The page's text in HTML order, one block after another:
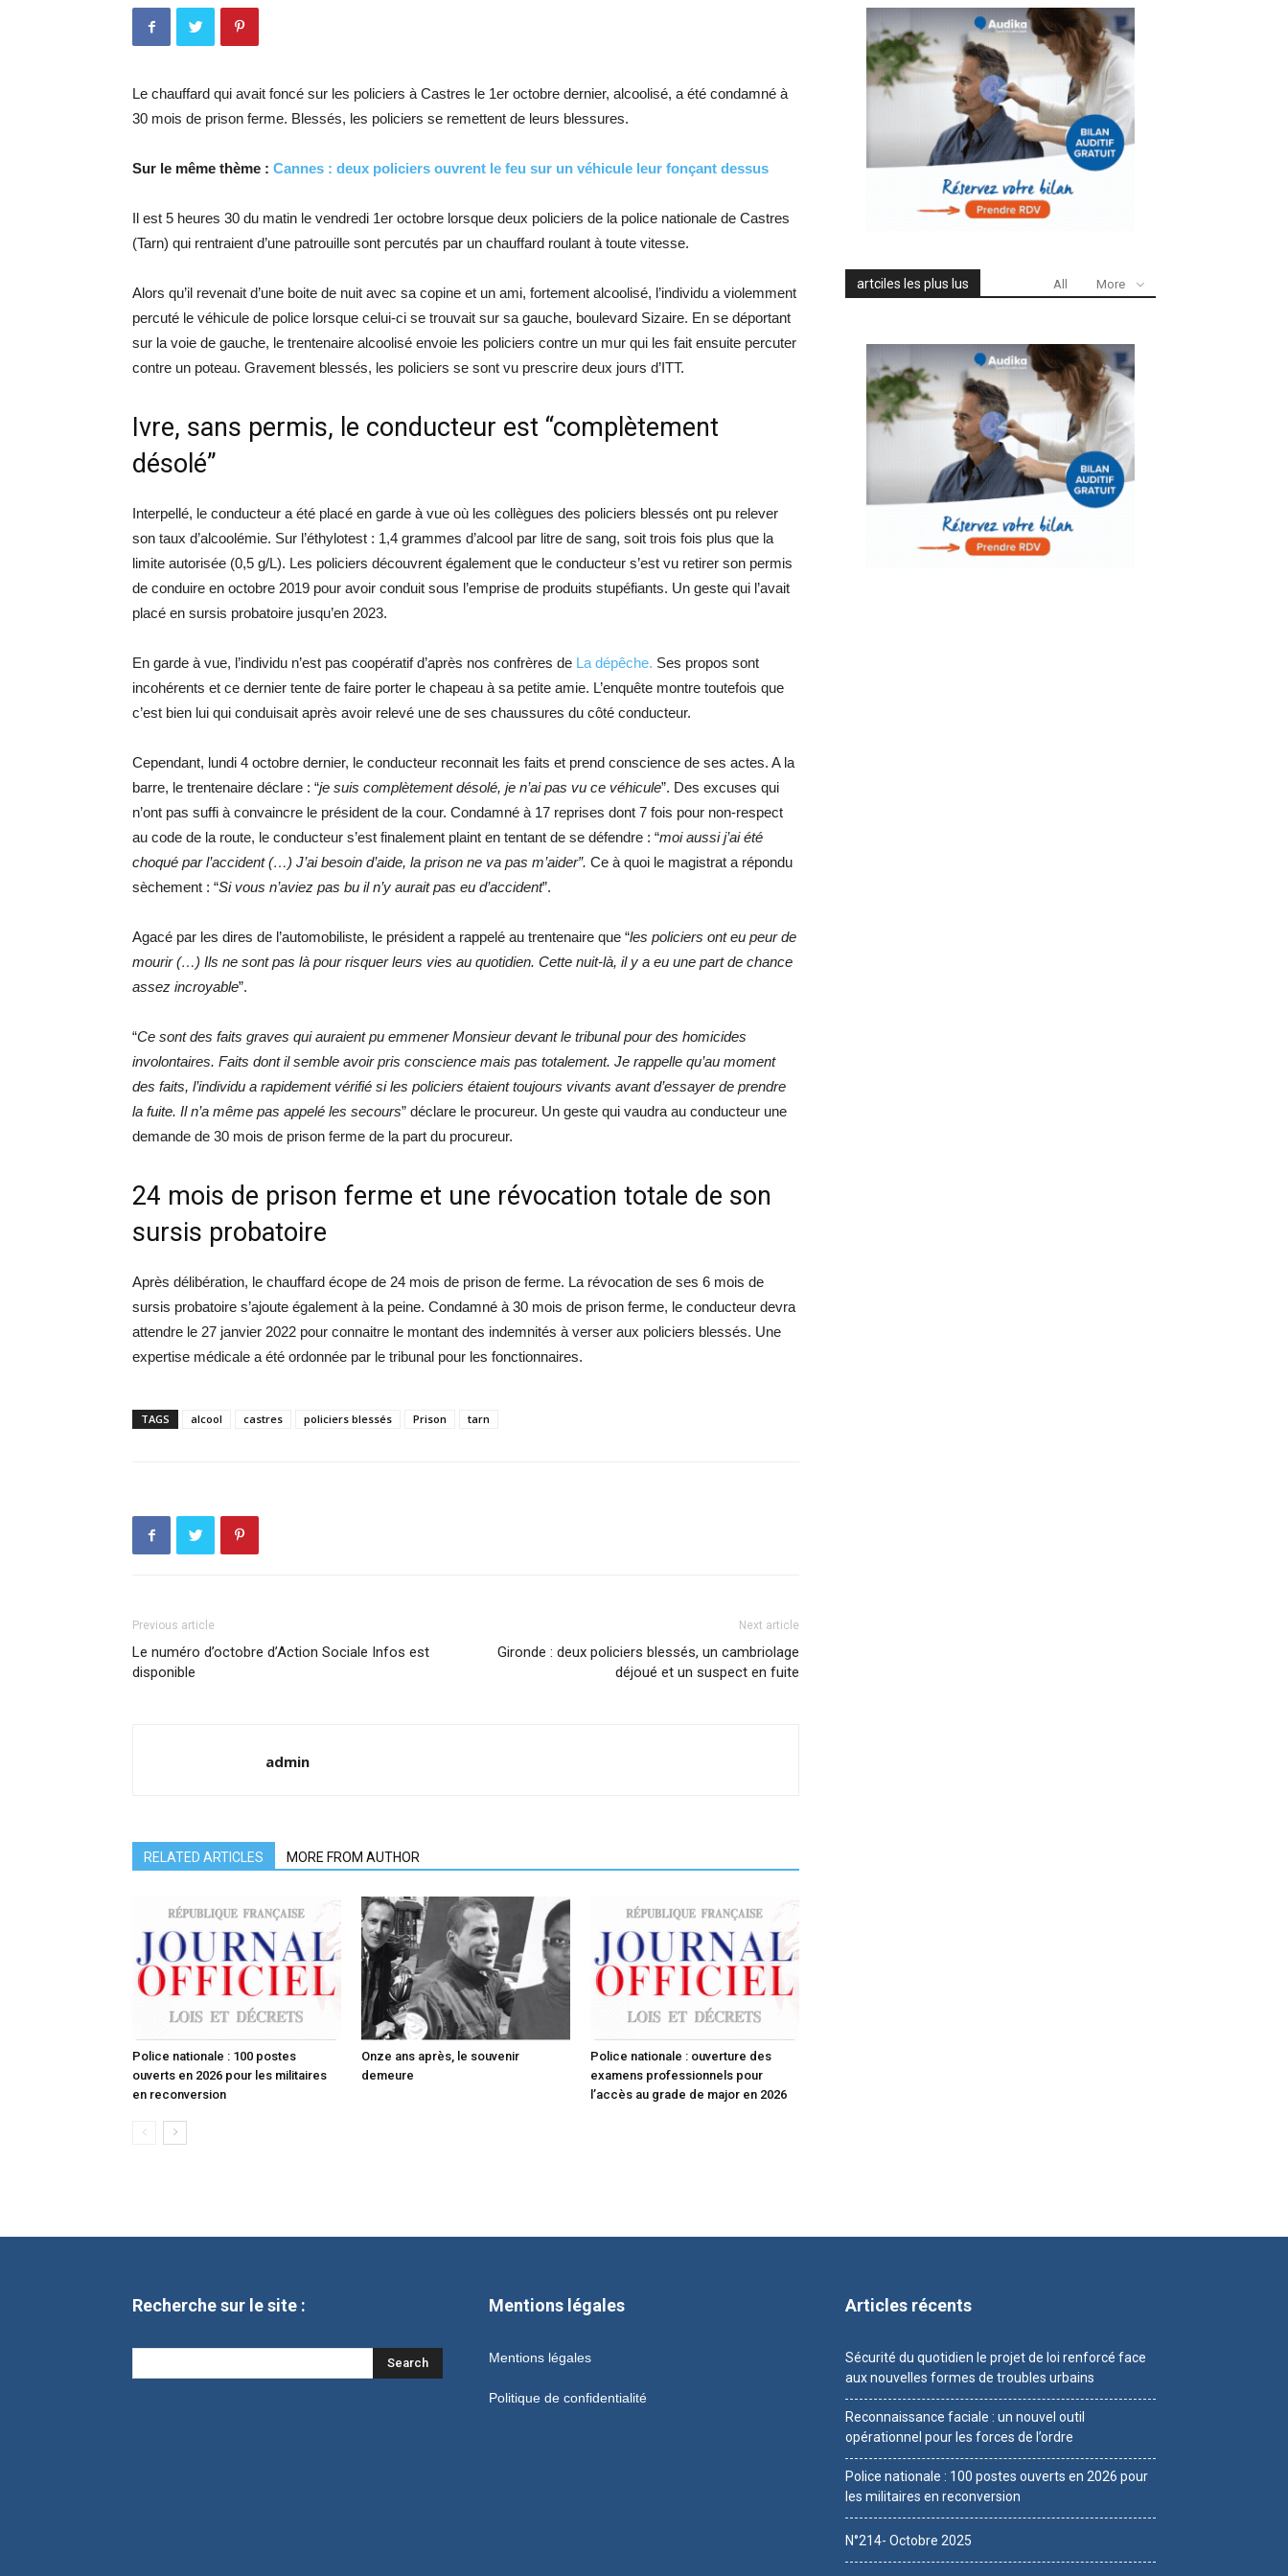
Le chauffard qui avait foncé sur les policiers à Castres le 1er octobre dernier, alcoolisé, a été condamné à
30 mois de prison ferme. Blessés, les policiers se remettent de leurs blessures.
Sur le même thème : Cannes : deux policiers ouvrent le feu sur un véhicule leur fonçant dessus
Il est 5 heures 30 du matin le vendredi 1er octobre lorsque deux policiers de la police nationale de Castres
(Tarn) qui rentraient d’une patrouille sont percutés par un chauffard roulant à toute vitesse.
Alors qu’il revenait d’une boite de nuit avec sa copine et un ami, fortement alcoolisé, l’individu a violemment
percuté le véhicule de police lorsque celui-ci se trouvait sur sa gauche, boulevard Sizaire. En se déportant
sur la voie de gauche, le trentenaire alcoolisé envoie les policiers contre un mur qui les fait ensuite percuter
contre un poteau. Gravement blessés, les policiers se sont vu prescrire deux jours d’ITT.
Ivre, sans permis, le conducteur est “complètement
désolé”
Interpellé, le conducteur a été placé en garde à vue où les collègues des policiers blessés ont pu relever
son taux d’alcoolémie. Sur l’éthylotest : 1,4 grammes d’alcool par litre de sang, soit trois fois plus que la
limite autorisée (0,5 g/L). Les policiers découvrent également que le conducteur s’est vu retirer son permis
de conduire en octobre 2019 pour avoir conduit sous l’emprise de produits stupéfiants. Un geste qui l’avait
placé en sursis probatoire jusqu’en 2023.
En garde à vue, l’individu n’est pas coopératif d’après nos confrères de La dépêche. Ses propos sont
incohérents et ce dernier tente de faire porter le chapeau à sa petite amie. L’enquête montre toutefois que
c’est bien lui qui conduisait après avoir relevé une de ses chaussures du côté conducteur.
Cependant, lundi 4 octobre dernier, le conducteur reconnait les faits et prend conscience de ses actes. A la
barre, le trentenaire déclare : “je suis complètement désolé, je n’ai pas vu ce véhicule”. Des excuses qui
n’ont pas suffi à convaincre le président de la cour. Condamné à 17 reprises dont 7 fois pour non-respect
au code de la route, le conducteur s’est finalement plaint en tentant de se défendre : “moi aussi j’ai été
choqué par l’accident (…) J’ai besoin d’aide, la prison ne va pas m’aider”. Ce à quoi le magistrat a répondu
sèchement : “Si vous n’aviez pas bu il n’y aurait pas eu d’accident”.
Agacé par les dires de l’automobiliste, le président a rappelé au trentenaire que “les policiers ont eu peur de
mourir (…) Ils ne sont pas là pour risquer leurs vies au quotidien. Cette nuit-là, il y a eu une part de chance
assez incroyable”.
“Ce sont des faits graves qui auraient pu emmener Monsieur devant le tribunal pour des homicides
involontaires. Faits dont il semble avoir pris conscience mais pas totalement. Je rappelle qu’au moment
des faits, l’individu a rapidement vérifié si les policiers étaient toujours vivants avant d’essayer de prendre
la fuite. Il n’a même pas appelé les secours” déclare le procureur. Un geste qui vaudra au conducteur une
demande de 30 mois de prison ferme de la part du procureur.
24 mois de prison ferme et une révocation totale de son
sursis probatoire
Après délibération, le chauffard écope de 24 mois de prison de ferme. La révocation de ses 6 mois de
sursis probatoire s’ajoute également à la peine. Condamné à 30 mois de prison ferme, le conducteur devra
attendre le 27 janvier 2022 pour connaitre le montant des indemnités à verser aux policiers blessés. Une
expertise médicale a été ordonnée par le tribunal pour les fonctionnaires.
TAGS alcool castres policiers blessés Prison tarn
Previous article
Le numéro d’octobre d’Action Sociale Infos est
disponible
Next article
Gironde : deux policiers blessés, un cambriolage
déjoué et un suspect en fuite
admin
RELATED ARTICLES MORE FROM AUTHOR
Police nationale : 100 postes
ouverts en 2026 pour les militaires
en reconversion
Onze ans après, le souvenir
demeure
Police nationale : ouverture des
examens professionnels pour
l’accès au grade de major en 2026
artciles les plus lus All More
Recherche sur le site : Mentions légales
Mentions légales
Politique de confidentialité
Articles récents
Sécurité du quotidien le projet de loi renforcé face
aux nouvelles formes de troubles urbains
Reconnaissance faciale : un nouvel outil
opérationnel pour les forces de l’ordre
Police nationale : 100 postes ouverts en 2026 pour
les militaires en reconversion
N°214- Octobre 2025